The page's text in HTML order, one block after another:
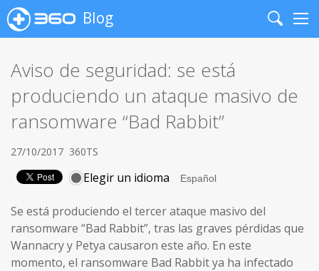
Blog
Search
Aviso de seguridad: se está
produciendo un ataque masivo de
ransomware “Bad Rabbit”
27/10/2017 360TS
Elegir un idioma
Se está produciendo el tercer ataque masivo del
ransomware “Bad Rabbit”, tras las graves pérdidas que
Wannacry y Petya causaron este año. En este
momento, el ransomware Bad Rabbit ya ha infectado